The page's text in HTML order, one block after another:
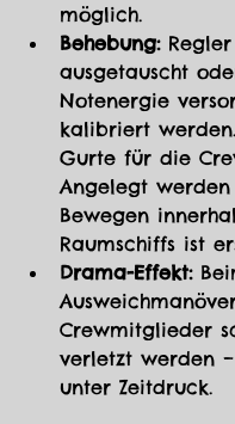
möglich.
Behebung: Regler
ausgetauscht
Notenergie
kalibriert
Gurte für die
Angelegt
Bewegen
Raumschiffs ist
Drama-Effekt:
Crewmitglieder
verletzt werden
unter Zeitdruck.